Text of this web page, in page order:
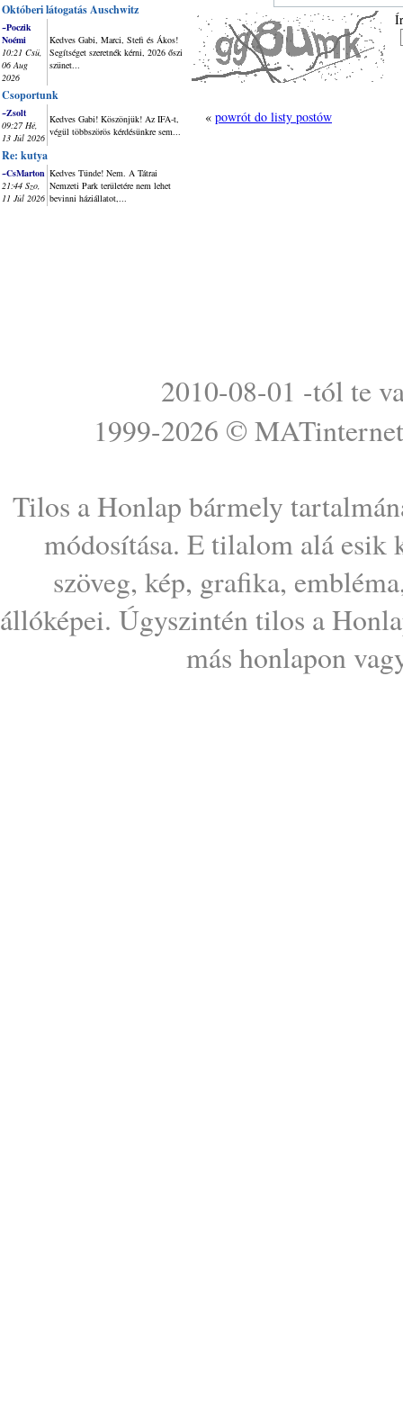
Októberi látogatás Auschwitz
~Poczik
Noémi
10:21 Csü,
06 Aug
2026
Kedves Gabi, Marci, Stefi és Ákos!
Segítséget szeretnék kérni, 2026 őszi
szünet...
Csoportunk
~Zsolt
09:27 Hé,
13 Júl 2026
Kedves Gabi! Köszönjük! Az IFA-t,
végül többszörös kérdésünkre sem...
Re: kutya
~CsMarton
21:44 Szo,
11 Júl 2026
Kedves Tünde! Nem. A Tátrai
Nemzeti Park területére nem lehet
bevinni háziállatot,...
« powrót do listy postów
2010-08-01 -tól te
1999-2026 © MATinternet
Tilos a Honlap bármely
módosítása. E tilalom alá esik
szöveg, kép, grafika,
állóképei. Úgyszintén tilos a
más honlapon